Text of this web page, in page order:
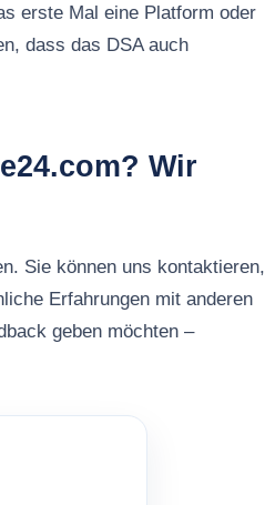
erste Mal eine Platform oder
dass das DSA auch
Wir
Sie können uns kontaktieren,
Erfahrungen mit anderen
geben möchten –